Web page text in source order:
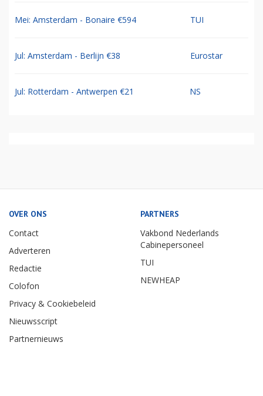
Mei: Amsterdam - Bonaire €594 TUI
Jul: Amsterdam - Berlijn €38 Eurostar
Jul: Rotterdam - Antwerpen €21 NS
OVER ONS
Contact
Adverteren
Redactie
Colofon
Privacy & Cookiebeleid
Nieuwsscript
Partnernieuws
PARTNERS
Vakbond Nederlands
Cabinepersoneel
TUI
NEWHEAP